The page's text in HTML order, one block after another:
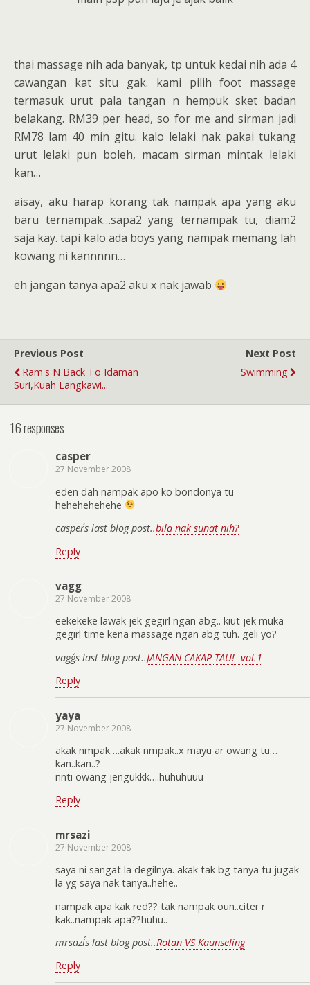
thai massage nih ada banyak, tp untuk kedai nih ada 4
cawangan kat situ gak. kami pilih foot massage
termasuk urut pala tangan n hempuk sket badan
belakang. RM39 per head, so for me and sirman jadi
RM78 lam 40 min gitu. kalo lelaki nak pakai tukang
urut lelaki pun boleh, macam sirman mintak lelaki
kan…
aisay, aku harap korang tak nampak apa yang aku
baru ternampak…sapa2 yang ternampak tu, diam2
saja kay. tapi kalo ada boys yang nampak memang lah
kowang ni kannnnn…
eh jangan tanya apa2 aku x nak jawab
Previous Post
Ram's N Back To Idaman
Suri,Kuah Langkawi...
Next Post
Swimming
16 responses
casper
27 November 2008
eden dah nampak apo ko bondonya tu
hehehehehehe
casper´s last blog post..bila nak sunat nih?
Reply
vagg
27 November 2008
eekekeke lawak jek gegirl ngan abg.. kiut jek muka
gegirl time kena massage ngan abg tuh. geli yo?
vagg´s last blog post..JANGAN CAKAP TAU!- vol.1
Reply
yaya
27 November 2008
akak nmpak….akak nmpak..x mayu ar owang tu…
kan..kan..?
nnti owang jengukkk….huhuhuuu
Reply
mrsazi
27 November 2008
saya ni sangat la degilnya. akak tak bg tanya tu jugak
la yg saya nak tanya..hehe..
nampak apa kak red?? tak nampak oun..citer r
kak..nampak apa??huhu..
mrsazi´s last blog post..Rotan VS Kaunseling
Reply